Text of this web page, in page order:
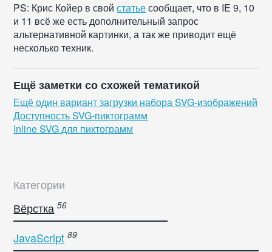
PS: Крис Койер в свойстатьесообщает, что в IE 9, 10
и 11 всё же есть дополнительный запрос
альтернативной картинки, а так же приводит ещё
несколько техник.
Ещё заметки со схожей тематикой
Ещё один вариант загрузки набора SVG-изображений
Доступность SVG-пиктограмм
Inline SVG для пиктограмм
Категории
Вёрстка
JavaScript